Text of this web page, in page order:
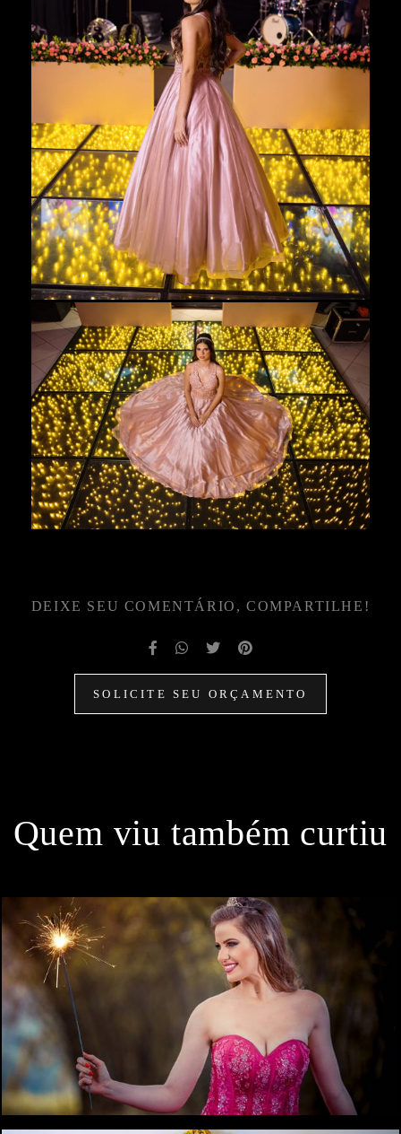
DEIXE SEU COMENTÁRIO, COMPARTILHE!
SOLICITE SEU ORÇAMENTO
Quem viu também curtiu
0